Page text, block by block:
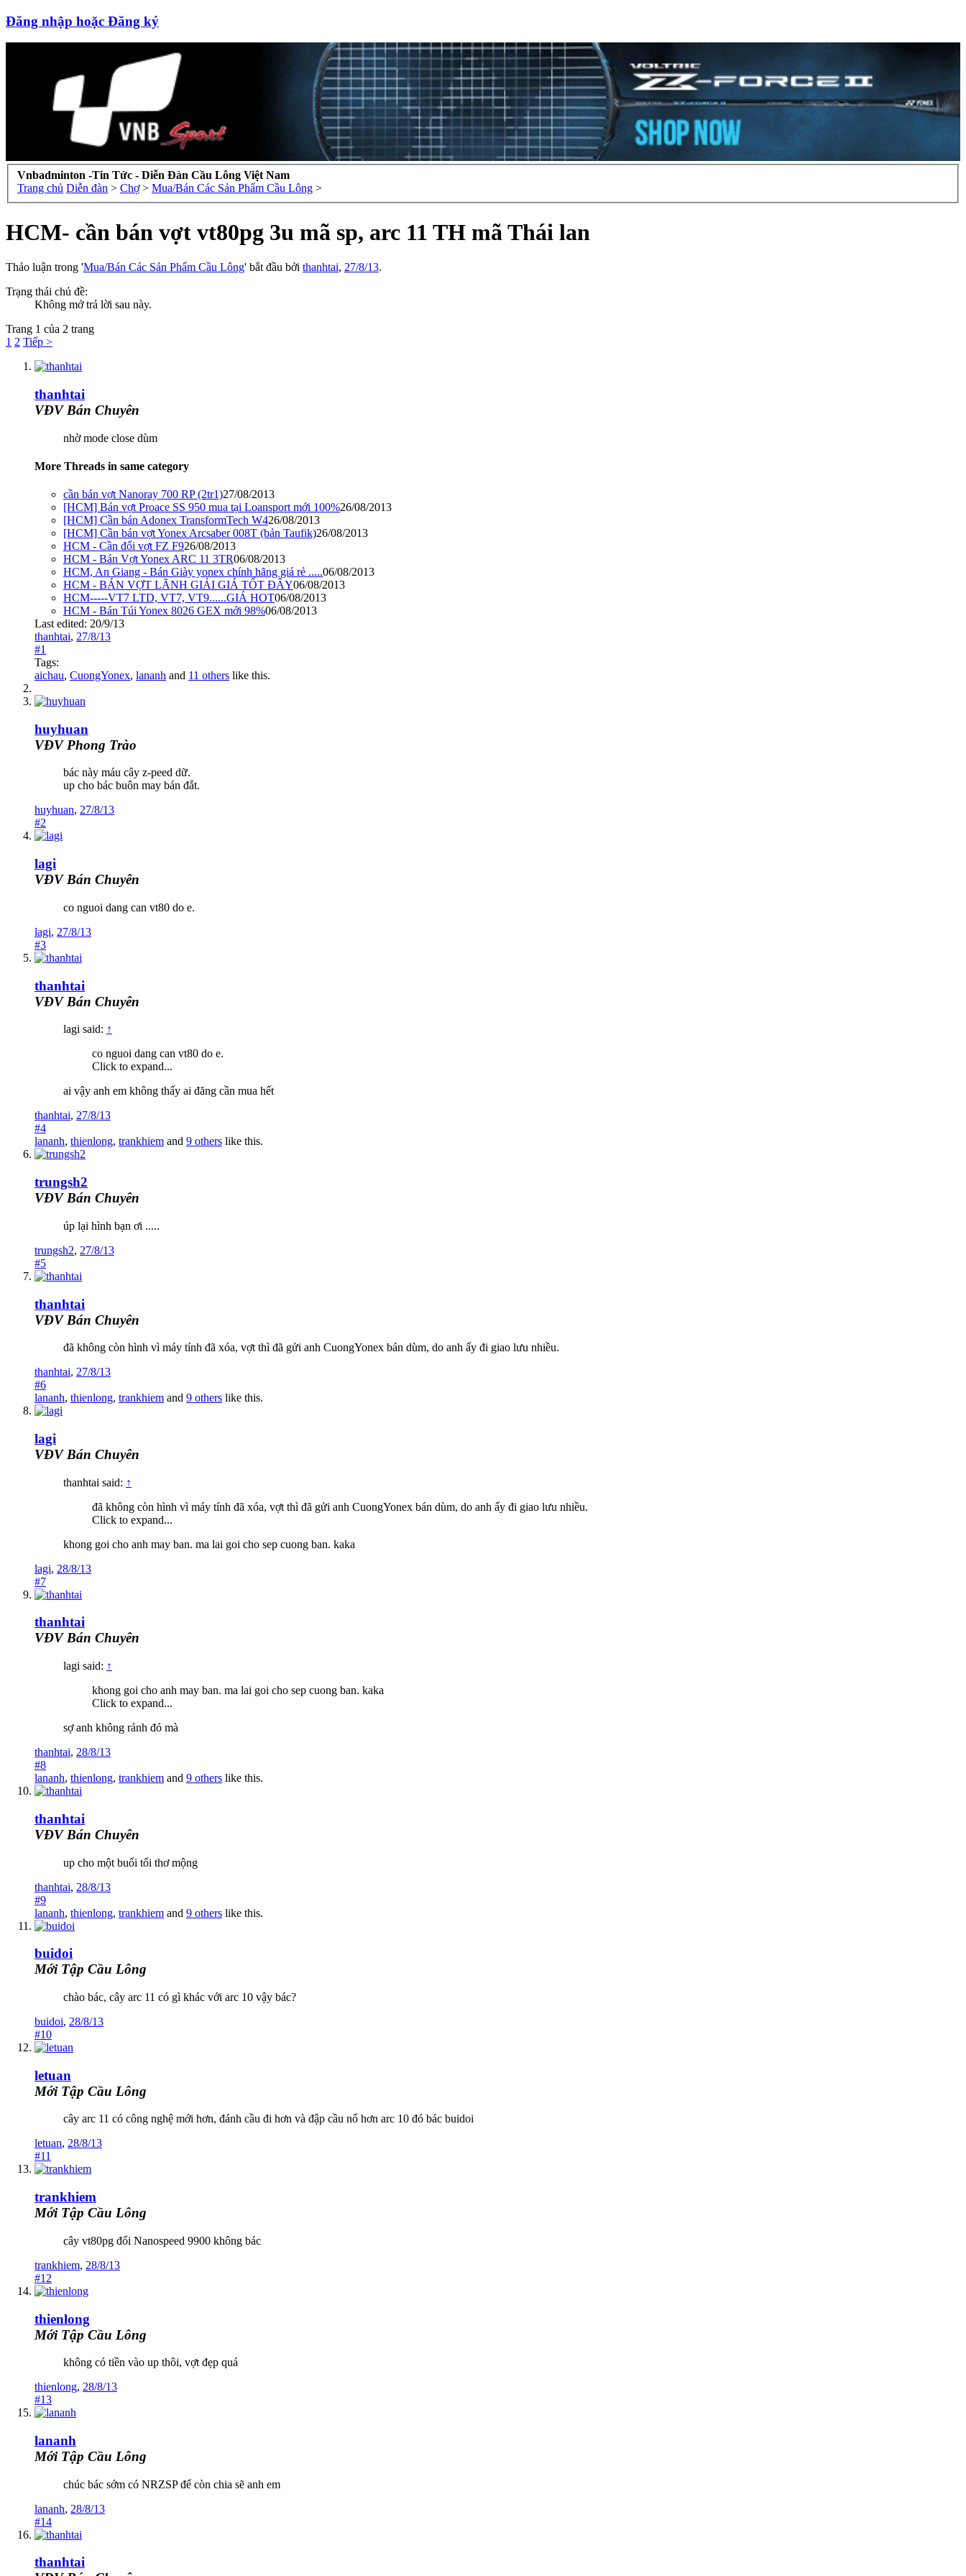
Đăng nhập hoặc Đăng ký
Vnbadminton -Tin Tức - Diễn Đàn Cầu Lông Việt Nam
Trang chủ Diễn đàn > Chợ > Mua/Bán Các Sản Phẩm Cầu Lông >
HCM- cần bán vợt vt80pg 3u mã sp, arc 11 TH mã Thái lan
Thảo luận trong 'Mua/Bán Các Sản Phẩm Cầu Lông' bắt đầu bởi thanhtai, 27/8/13.
Trạng thái chủ đề:
Không mở trả lời sau này.
Trang 1 của 2 trang
1 2 Tiếp >
thanhtai
VĐV Bán Chuyên
nhờ mode close dùm
More Threads in same category
cần bán vợt Nanoray 700 RP (2tr1)27/08/2013
[HCM] Bán vợt Proace SS 950 mua tại Loansport mới 100%26/08/2013
[HCM] Cần bán Adonex TransformTech W426/08/2013
[HCM] Cần bán vợt Yonex Arcsaber 008T (bản Taufik)26/08/2013
HCM - Cần đổi vợt FZ F926/08/2013
HCM - Bán Vợt Yonex ARC 11 3TR06/08/2013
HCM, An Giang - Bán Giày yonex chính hãng giá rẻ .....06/08/2013
HCM - BÁN VỢT LÃNH GIẢI GIÁ TỐT ĐÂY06/08/2013
HCM-----VT7 LTD, VT7, VT9......GIÁ HOT06/08/2013
HCM - Bán Túi Yonex 8026 GEX mới 98%06/08/2013
Last edited: 20/9/13
thanhtai, 27/8/13
#1
Tags:
aichau, CuongYonex, lananh and 11 others like this.
huyhuan
VĐV Phong Trào
bác này máu cây z-peed dữ.
up cho bác buôn may bán đắt.
huyhuan, 27/8/13
#2
lagi
VĐV Bán Chuyên
co nguoi dang can vt80 do e.
lagi, 27/8/13
#3
thanhtai
VĐV Bán Chuyên
lagi said: ↑
co nguoi dang can vt80 do e.
Click to expand...
ai vậy anh em không thấy ai đăng cần mua hết
thanhtai, 27/8/13
#4
lananh, thienlong, trankhiem and 9 others like this.
trungsh2
VĐV Bán Chuyên
úp lại hình bạn ơi .....
trungsh2, 27/8/13
#5
thanhtai
VĐV Bán Chuyên
đã không còn hình vì máy tính đã xóa, vợt thì đã gửi anh CuongYonex bán dùm, do anh ấy đi giao lưu nhiều.
thanhtai, 27/8/13
#6
lananh, thienlong, trankhiem and 9 others like this.
lagi
VĐV Bán Chuyên
thanhtai said: ↑
đã không còn hình vì máy tính đã xóa, vợt thì đã gửi anh CuongYonex bán dùm, do anh ấy đi giao lưu nhiều.
Click to expand...
khong goi cho anh may ban. ma lai goi cho sep cuong ban. kaka
lagi, 28/8/13
#7
thanhtai
VĐV Bán Chuyên
lagi said: ↑
khong goi cho anh may ban. ma lai goi cho sep cuong ban. kaka
Click to expand...
sợ anh không rảnh đó mà
thanhtai, 28/8/13
#8
lananh, thienlong, trankhiem and 9 others like this.
thanhtai
VĐV Bán Chuyên
up cho một buổi tối thơ mộng
thanhtai, 28/8/13
#9
lananh, thienlong, trankhiem and 9 others like this.
buidoi
Mới Tập Cầu Lông
chào bác, cây arc 11 có gì khác với arc 10 vậy bác?
buidoi, 28/8/13
#10
letuan
Mới Tập Cầu Lông
cây arc 11 có công nghệ mới hơn, đánh cầu đi hơn và đập cầu nổ hơn arc 10 đó bác buidoi
letuan, 28/8/13
#11
trankhiem
Mới Tập Cầu Lông
cây vt80pg đổi Nanospeed 9900 không bác
trankhiem, 28/8/13
#12
thienlong
Mới Tập Cầu Lông
không có tiền vào up thôi, vợt đẹp quá
thienlong, 28/8/13
#13
lananh
Mới Tập Cầu Lông
chúc bác sớm có NRZSP để còn chia sẽ anh em
lananh, 28/8/13
#14
thanhtai